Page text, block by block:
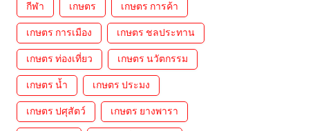
กีฬา เกษตร เกษตร การค้า
เกษตร การเมือง เกษตร ชลประทาน
เกษตร ท่องเที่ยว เกษตร นวัตกรรม
เกษตร น้ำ เกษตร ประมง
เกษตร ปศุสัตว์ เกษตร ยางพารา